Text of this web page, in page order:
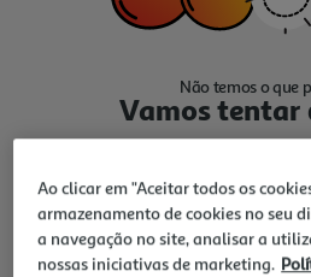
Não temos o que
Vamos tentar
Ao clicar em "Aceitar todos os
armazenamento de cookies no seu
a navegação no site, analisar a
nossas iniciativas de marketing.